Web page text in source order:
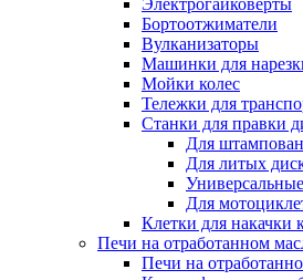
Электрогайковерты
Бортоотжиматели
Вулканизаторы
Машинки для
Мойки колес
Тележки для
Станки для правки
Для
Для литых
Универсальные
Для
Клетки для накачки
Печи на отработанном
Печи на